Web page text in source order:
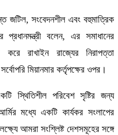
জটিল, সংবেদনশীল এবং বহুমাত্রিক
বলেন, এর সমাধানের
করে রাখাইন রাজ্যের নিরাপত্তা
মিয়ানমার কর্তৃপক্ষের ওপর।
স্থিতিশীল পরিবেশ সৃষ্টির জন্য
মধ্যে একটি কার্যকর সংলাপের
আমরা সংশ্লিষ্ট দেশসমূহের সঙ্গে